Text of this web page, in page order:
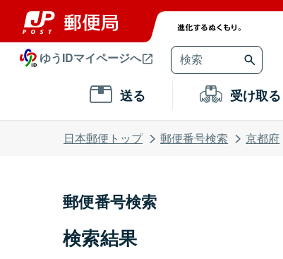
ゆうIDマイページへ
送る 受け取る
日本郵便トップ 郵便番号検索 京都府
郵便番号検索
検索結果